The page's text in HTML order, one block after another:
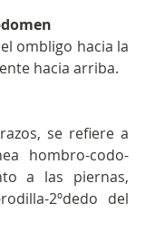
ombligo hacia la
hacia arriba.
se refiere a
hombro-codo-
a las piernas,
2ºdedo del